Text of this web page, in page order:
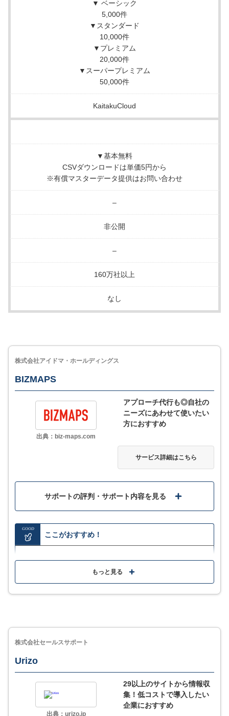
▼ ベーシック
5,000件
▼スタンダード
10,000件
▼プレミアム
20,000件
▼スーパープレミアム
50,000件
KaitakuCloud
▼基本無料
CSVダウンロードは単価5円から
※有償マスターデータ提供はお問い合わせ
–
非公開
–
160万社以上
なし
株式会社アイドマ・ホールディングス
BIZMAPS
出典：biz-maps.com
アプローチ代行も◎自社の
ニーズにあわせて使いたい
方におすすめ
サービス詳細はこちら
サポートの評判・サポート内容を見る
GOOD
ここがおすすめ！
定額プランでは月に決まった件数のリストがダウン
MORE
トップアプローチやリストプラスなどは別途問い合わ
せで料金を確認
もっと見る
株式会社セールスサポート
Urizo
出典：urizo.jp
29以上のサイトから情報収
集！低コストで導入したい
企業におすすめ